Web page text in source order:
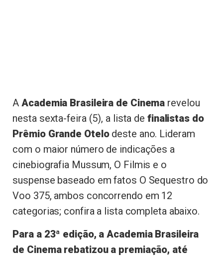
A Academia Brasileira de Cinema revelou
nesta sexta-feira (5), a lista de finalistas do
Prêmio Grande Otelodeste ano. Lideram
com o maior número de indicações a
cinebiografia Mussum, O Filmis e o
suspense baseado em fatos O Sequestro do
Voo 375, ambos concorrendo em 12
categorias; confira a lista completa abaixo.
Para a 23ª edição, a Academia Brasileira
de Cinema rebatizou a premiação, até